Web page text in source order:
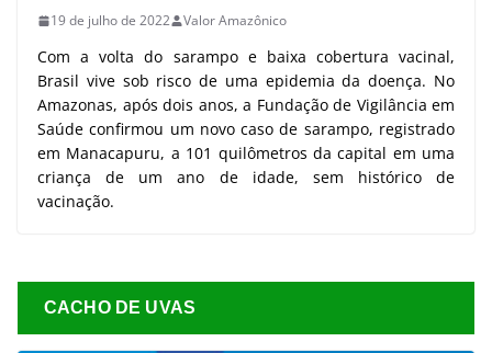
19 de julho de 2022 Valor Amazônico
Com a volta do sarampo e baixa cobertura vacinal,
Brasil vive sob risco de uma epidemia da doença. No
Amazonas, após dois anos, a Fundação de Vigilância em
Saúde confirmou um novo caso de sarampo, registrado
em Manacapuru, a 101 quilômetros da capital em uma
criança de um ano de idade, sem histórico de
vacinação.
CACHO DE UVAS